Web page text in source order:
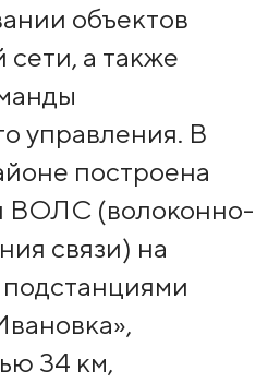
объектов
сети, а также
управления. В
построена
ВОЛС (волоконно-
связи) на
34 км,